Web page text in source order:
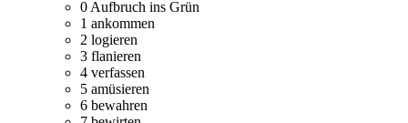
0 Aufbruch ins Grün
1 ankommen
2 logieren
3 flanieren
4 verfassen
5 amüsieren
6 bewahren